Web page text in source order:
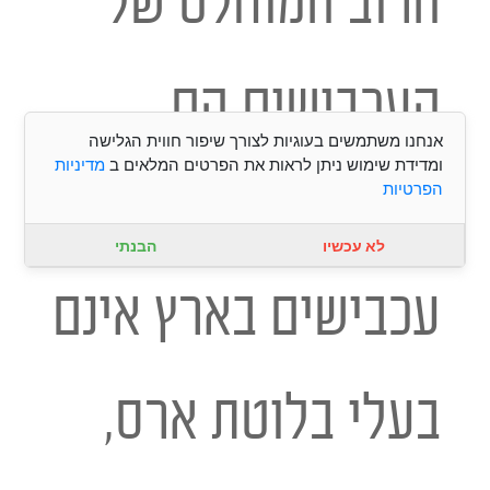
העכבישים הם
ארסיים, רק 4 מיני
עכבישים בארץ אינם
בעלי בלוטת ארס,
אנחנו משתמשים בעוגיות לצורך שיפור חווית הגלישה
ומדידת שימוש ניתן לראות את הפרטים המלאים במדיניות
הפרטיות
לא עכשיו הבנתי